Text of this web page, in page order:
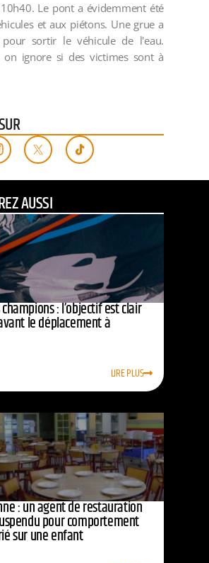
Le pont a évidemment été
et aux piétons. Une grue a
pour sortir le véhicule de l'eau.
on ignore si des victimes sont à
AUSSI
: l’objectif est clair
le déplacement à
LIRE PLUS
: un agent de restauration
pour comportement
sur une enfant